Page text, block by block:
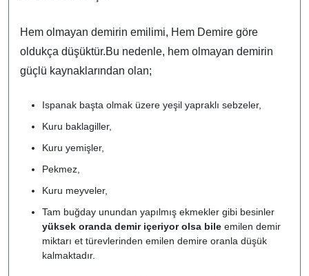
Hem olmayan demirin emilimi, Hem Demire göre
oldukça düşüktür.Bu nedenle, hem olmayan demirin
güçlü kaynaklarından olan;
Ispanak başta olmak üzere yeşil yapraklı sebzeler,
Kuru baklagiller,
Kuru yemişler,
Pekmez,
Kuru meyveler,
Tam buğday unundan yapılmış ekmekler gibi besinler
yüksek oranda demir içeriyor olsa bile emilen demir
miktarı et türevlerinden emilen demire oranla düşük
kalmaktadır.